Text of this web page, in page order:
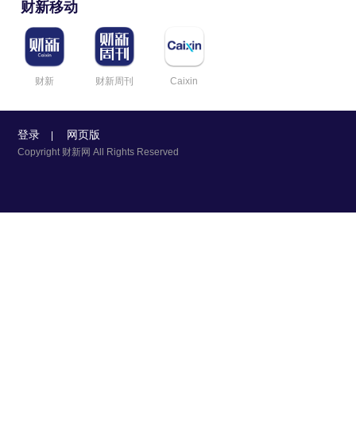
财新移动
财新 财新周刊 Caixin
登录 | 网页版
Copyright 财新网 All Rights Reserved